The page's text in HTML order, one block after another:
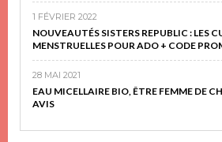
1 FÉVRIER 2022
NOUVEAUTÉS SISTERS REPUBLIC : LES
MENSTRUELLES POUR ADO + CODE
28 MAI 2021
EAU MICELLAIRE BIO, ÊTRE FEMME DE
AVIS